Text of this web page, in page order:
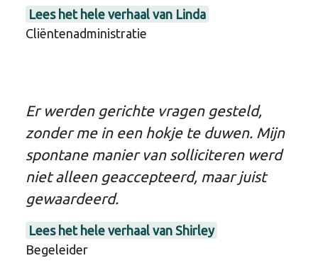
Lees het hele verhaal van Linda
Cliëntenadministratie
Er werden gerichte vragen gesteld,
zonder me in een hokje te duwen. Mijn
spontane manier van solliciteren werd
niet alleen geaccepteerd, maar juist
gewaardeerd.
Lees het hele verhaal van Shirley
Begeleider